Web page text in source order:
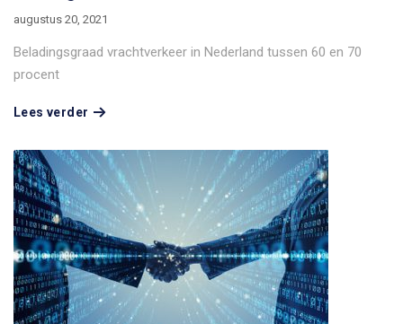
augustus 20, 2021
Beladingsgraad vrachtverkeer in Nederland tussen 60 en 70
procent
Lees verder